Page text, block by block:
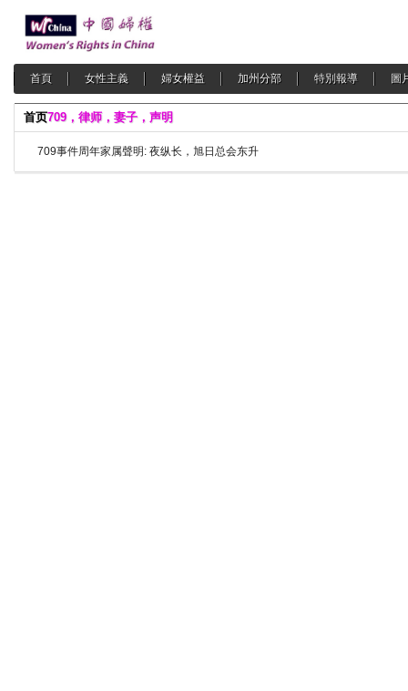
首頁 女性主義 婦女權益 加州分部 特別報導 圖
首页709，律师，妻子，声明
709事件周年家属聲明: 夜纵长，旭日总会东升